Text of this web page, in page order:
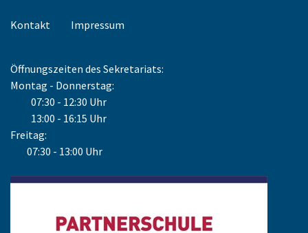
Kontakt Impressum
Öffnungszeiten des Sekretariats:
Montag - Donnerstag:
07:30 - 12:30 Uhr
13:00 - 16:15 Uhr
Freitag:
07:30 - 13:00 Uhr